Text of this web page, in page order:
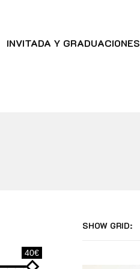
INVITADA Y GRADUACIONES
40€
SHOW GRID: